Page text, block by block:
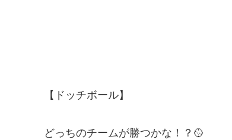
【ドッチボール】
どっちのチームが勝つかな！？🥎